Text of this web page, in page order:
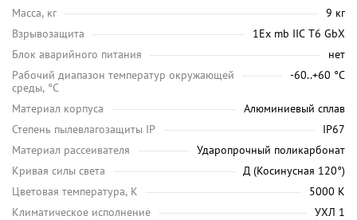
Масса, кг
9 кг
Взрывозащита
1Ex mb IIC T6 GbX
Блок аварийного питания
нет
Рабочий диапазон температур окружающей
среды, °C
-60..+60 °С
Материал корпуса
Алюминиевый сплав
Степень пылевлагозащиты IP
IP67
Материал рассеивателя
Ударопрочный поликарбонат
Кривая силы света
Д (Косинусная 120°)
Цветовая температура, K
5000 K
Климатическое исполнение
УХЛ 1